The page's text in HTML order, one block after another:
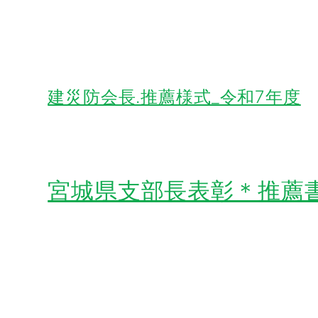
建災防会長.推薦様式_令和7年度
宮城県支部長表彰＊推薦